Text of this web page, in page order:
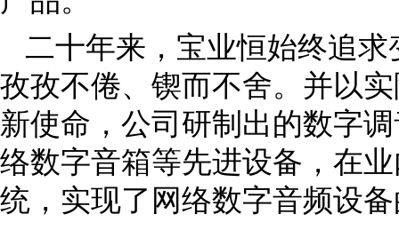
二十年来，宝业恒始终追
孜孜不倦、锲而不舍。并以
新使命，公司研制出的数字
络数字音箱等先进设备，在
统，实现了网络数字音频设